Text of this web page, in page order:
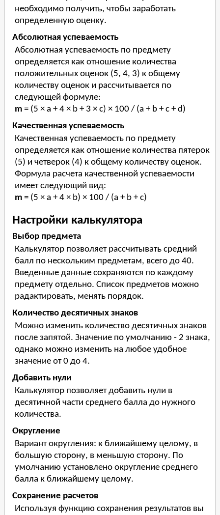
необходимо получить, чтобы заработать
определенную оценку.
Абсолютная успеваемость
Абсолютная успеваемость по предмету
определяется как отношение количества
положительных оценок (5, 4, 3) к общему
количеству оценок и рассчитывается по
следующей формуле:
m= (5 × a + 4 × b + 3 × c) × 100 / (a + b + c + d)
Качественная успеваемость
Качественная успеваемость по предмету
определяется как отношение количества пятерок
(5) и четверок (4) к общему количеству оценок.
Формула расчета качественной успеваемости
имеет следующий вид:
m= (5 × a + 4 × b) × 100 / (a + b + c)
Настройки калькулятора
Выбор предмета
Калькулятор позволяет рассчитывать средний
балл по нескольким предметам, всего до 40.
Введенные данные сохраняются по каждому
предмету отдельно. Список предметов можно
радактировать, менять порядок.
Количество десятичных знаков
Можно изменить количество десятичных знаков
после запятой. Значение по умолчанию - 2 знака,
однако можно изменить на любое удобное
значение от 0 до 4.
Добавить нули
Калькулятор позволяет добавить нули в
десятичной части среднего балла до нужного
количества.
Округление
Вариант округления: к ближайшему целому, в
большую сторону, в меньшую сторону. По
умолчанию установлено округление среднего
балла к ближайшему целому.
Сохранение расчетов
Используя функцию сохранения результатов вы